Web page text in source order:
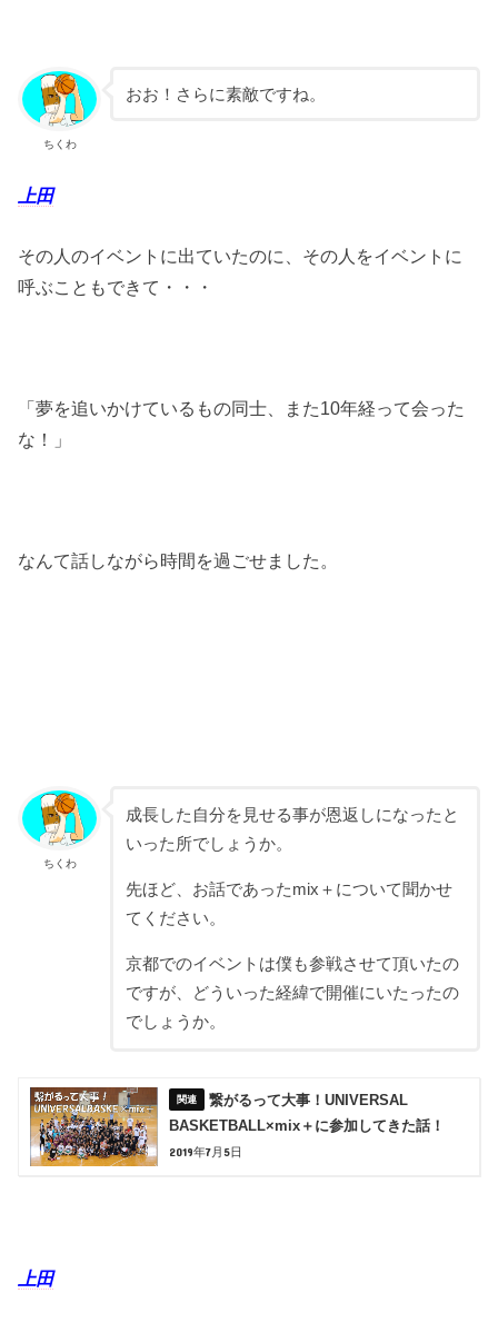
ちくわ
おお！さらに素敵ですね。
上田
その人のイベントに出ていたのに、その人をイベントに
呼ぶこともできて・・・
「夢を追いかけているもの同士、また10年経って会った
な！」
なんて話しながら時間を過ごせました。
ちくわ
成長した自分を見せる事が恩返しになったと
いった所でしょうか。
先ほど、お話であったmix＋について聞かせ
てください。
京都でのイベントは僕も参戦させて頂いたの
ですが、どういった経緯で開催にいたったの
でしょうか。
繋がるって大事！UNIVERSAL
BASKETBALL×mix＋に参加してきた話！
2019年7月5日
上田